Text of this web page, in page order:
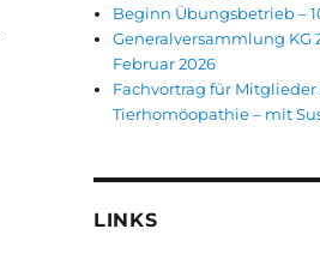
Beginn Übungsbetrieb –
Generalversammlung KG
Februar 2026
Fachvortrag für
Tierhomöopathie – mit
LINKS